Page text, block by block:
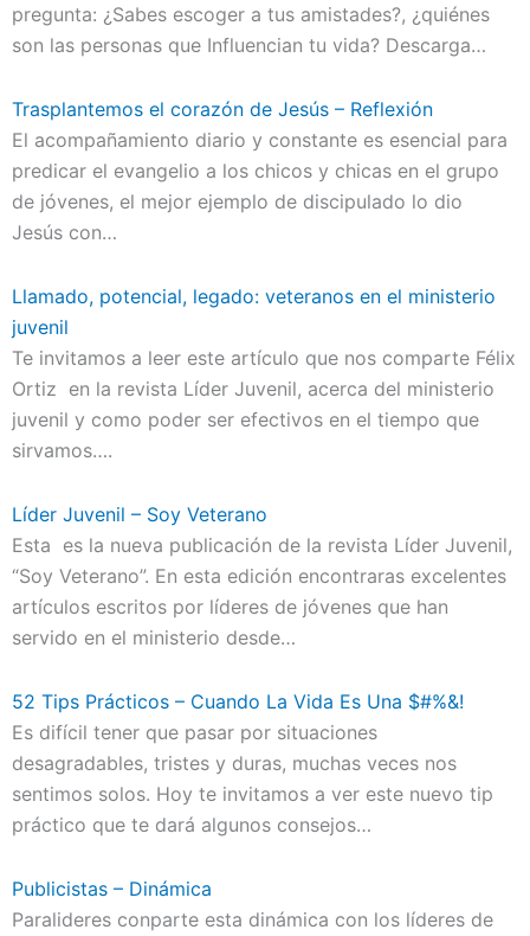
pregunta: ¿Sabes escoger a tus amistades?, ¿quiénes
son las personas que Influencian tu vida? Descarga…
Trasplantemos el corazón de Jesús – Reflexión
El acompañamiento diario y constante es esencial para
predicar el evangelio a los chicos y chicas en el grupo
de jóvenes, el mejor ejemplo de discipulado lo dio
Jesús con…
Llamado, potencial, legado: veteranos en el ministerio
juvenil
Te invitamos a leer este artículo que nos comparte Félix
Ortiz en la revista Líder Juvenil, acerca del ministerio
juvenil y como poder ser efectivos en el tiempo que
sirvamos….
Líder Juvenil – Soy Veterano
Esta es la nueva publicación de la revista Líder Juvenil,
“Soy Veterano”. En esta edición encontraras excelentes
artículos escritos por líderes de jóvenes que han
servido en el ministerio desde…
52 Tips Prácticos – Cuando La Vida Es Una $#%&!
Es difícil tener que pasar por situaciones
desagradables, tristes y duras, muchas veces nos
sentimos solos. Hoy te invitamos a ver este nuevo tip
práctico que te dará algunos consejos…
Publicistas – Dinámica
Paralideres conparte esta dinámica con los líderes de